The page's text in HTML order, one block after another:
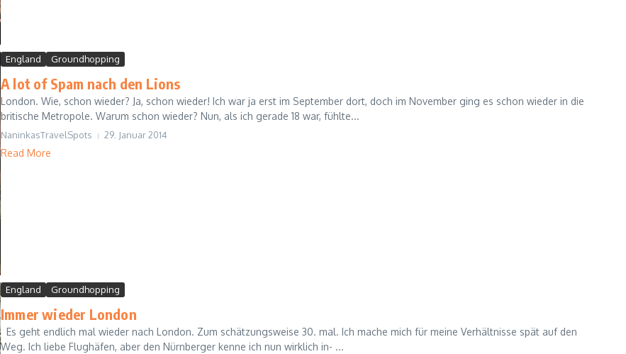
England Groundhopping
A lot of Spam nach den Lions
London. Wie, schon wieder? Ja, schon wieder! Ich war ja erst im September dort, doch im November ging es schon wieder in die
britische Metropole. Warum schon wieder? Nun, als ich gerade 18 war, fühlte...
NaninkasTravelSpots 29. Januar 2014
Read More
England Groundhopping
Immer wieder London
Es geht endlich mal wieder nach London. Zum schätzungsweise 30. mal. Ich mache mich für meine Verhältnisse spät auf den
Weg. Ich liebe Flughäfen, aber den Nürnberger kenne ich nun wirklich in- ...